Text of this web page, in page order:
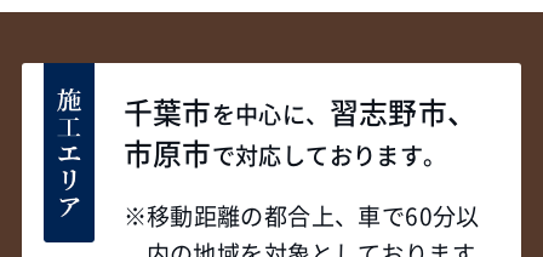
千葉市を中心に、 習志野市、
市原市で対応しております。
移動距離の都合上、車で60分以